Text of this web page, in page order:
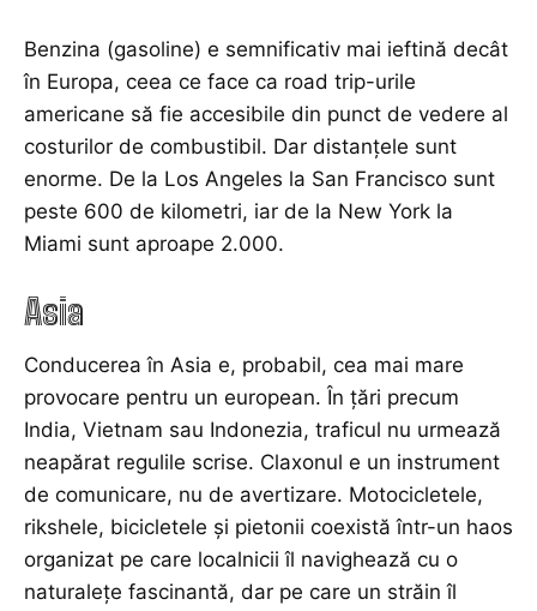
Benzina (gasoline) e semnificativ mai ieftină decât
în Europa, ceea ce face ca road trip-urile
americane să fie accesibile din punct de vedere al
costurilor de combustibil. Dar distanțele sunt
enorme. De la Los Angeles la San Francisco sunt
peste 600 de kilometri, iar de la New York la
Miami sunt aproape 2.000.
Asia
Conducerea în Asia e, probabil, cea mai mare
provocare pentru un european. În țări precum
India, Vietnam sau Indonezia, traficul nu urmează
neapărat regulile scrise. Claxonul e un instrument
de comunicare, nu de avertizare. Motocicletele,
rikshele, bicicletele și pietonii coexistă într-un haos
organizat pe care localnicii îl navighează cu o
naturalețe fascinantă, dar pe care un străin îl